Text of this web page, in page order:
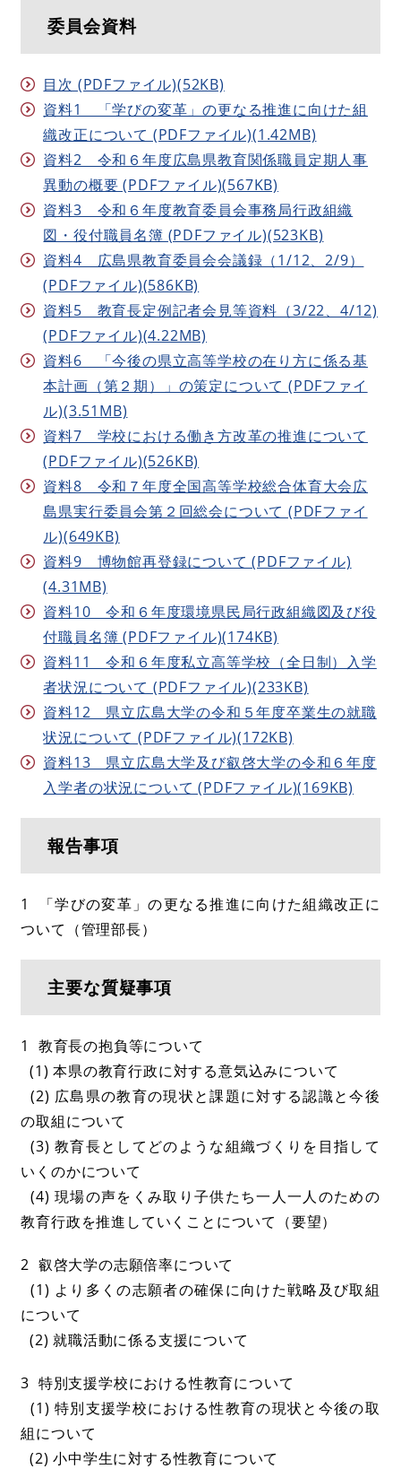
委員会資料
目次 (PDFファイル)(52KB)
資料1 「学びの変革」の更なる推進に向けた組
織改正について (PDFファイル)(1.42MB)
資料2 令和６年度広島県教育関係職員定期人事
異動の概要 (PDFファイル)(567KB)
資料3 令和６年度教育委員会事務局行政組織
図・役付職員名簿 (PDFファイル)(523KB)
資料4 広島県教育委員会会議録（1/12、2/9）
(PDFファイル)(586KB)
資料5 教育長定例記者会見等資料（3/22、4/12)
(PDFファイル)(4.22MB)
資料6 「今後の県立高等学校の在り方に係る基
本計画（第２期）」の策定について (PDFファイ
ル)(3.51MB)
資料7 学校における働き方改革の推進について
(PDFファイル)(526KB)
資料8 令和７年度全国高等学校総合体育大会広
島県実行委員会第２回総会について (PDFファイ
ル)(649KB)
資料9 博物館再登録について (PDFファイル)
(4.31MB)
資料10 令和６年度環境県民局行政組織図及び役
付職員名簿 (PDFファイル)(174KB)
資料11 令和６年度私立高等学校（全日制）入学
者状況について (PDFファイル)(233KB)
資料12 県立広島大学の令和５年度卒業生の就職
状況について (PDFファイル)(172KB)
資料13 県立広島大学及び叡啓大学の令和６年度
入学者の状況について (PDFファイル)(169KB)
報告事項
1 「学びの変革」の更なる推進に向けた組織改正に
ついて（管理部長）
主要な質疑事項
1 教育長の抱負等について
(1) 本県の教育行政に対する意気込みについて
(2) 広島県の教育の現状と課題に対する認識と今後
の取組について
(3) 教育長としてどのような組織づくりを目指して
いくのかについて
(4) 現場の声をくみ取り子供たち一人一人のための
教育行政を推進していくことについて（要望）
2 叡啓大学の志願倍率について
(1) より多くの志願者の確保に向けた戦略及び取組
について
(2) 就職活動に係る支援について
3 特別支援学校における性教育について
(1) 特別支援学校における性教育の現状と今後の取
組について
(2) 小中学生に対する性教育について